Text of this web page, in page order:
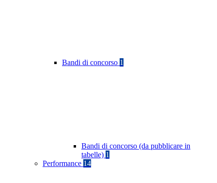
Bandi di concorso 1
Bandi di concorso (da pubblicare in
tabelle) 1
Performance 14